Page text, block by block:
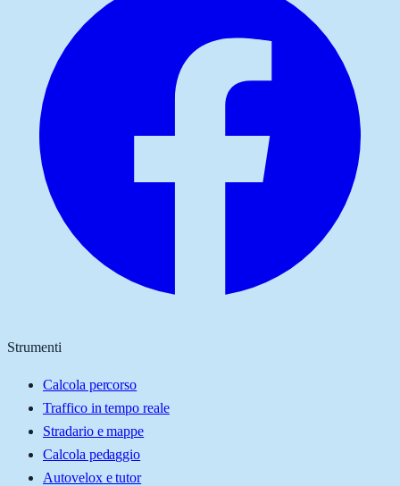
Strumenti
Calcola percorso
Traffico in tempo reale
Stradario e mappe
Calcola pedaggio
Autovelox e tutor